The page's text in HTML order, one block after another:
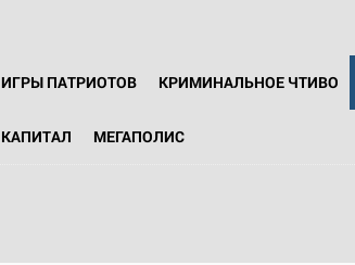
ИГРЫ ПАТРИОТОВ КРИМИНАЛЬНОЕ ЧТИВО
КАПИТАЛ МЕГАПОЛИС